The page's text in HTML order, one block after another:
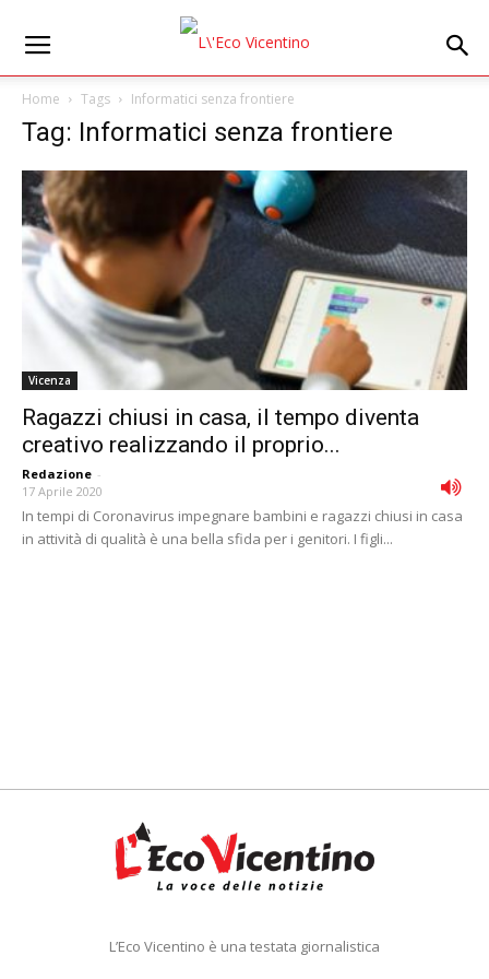
Home Tags Informatici senza frontiere
Tag: Informatici senza frontiere
Vicenza
Ragazzi chiusi in casa, il tempo diventa
creativo realizzando il proprio...
Redazione -
17 Aprile 2020
In tempi di Coronavirus impegnare bambini e ragazzi chiusi in casa
in attività di qualità è una bella sfida per i genitori. I figli...
L’Eco Vicentino è una testata giornalistica